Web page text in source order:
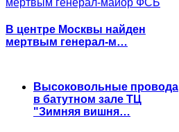
В центре Москвы найден
мертвым генерал-м…
Высоковольные провода
в батутном зале ТЦ
"Зимняя вишня…